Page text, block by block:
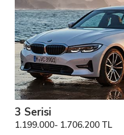
3 Serisi
1.199.000- 1.706.200 TL